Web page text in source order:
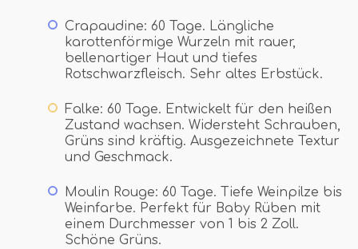
Crapaudine: 60 Tage. Längliche
karottenförmige Wurzeln mit rauer,
bellenartiger Haut und tiefes
Rotschwarzfleisch. Sehr altes Erbstück.
Falke: 60 Tage. Entwickelt für den heißen
Zustand wachsen. Widersteht Schrauben,
Grüns sind kräftig. Ausgezeichnete Textur
und Geschmack.
Moulin Rouge: 60 Tage. Tiefe Weinpilze bis
Weinfarbe. Perfekt für Baby Rüben mit
einem Durchmesser von 1 bis 2 Zoll.
Schöne Grüns.